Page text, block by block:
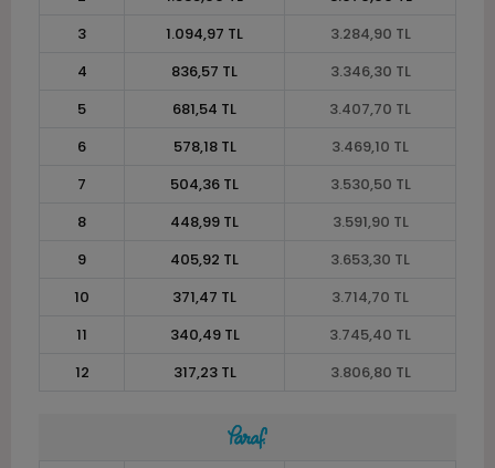
3
1.094,97 TL
3.284,90 TL
4
836,57 TL
3.346,30 TL
5
681,54 TL
3.407,70 TL
6
578,18 TL
3.469,10 TL
7
504,36 TL
3.530,50 TL
8
448,99 TL
3.591,90 TL
9
405,92 TL
3.653,30 TL
10
371,47 TL
3.714,70 TL
11
340,49 TL
3.745,40 TL
12
317,23 TL 3.806,80 TL